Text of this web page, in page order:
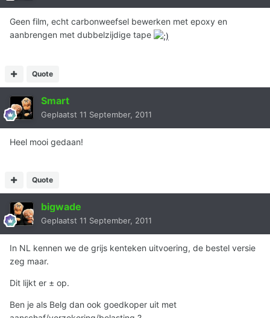
Geen film, echt carbonweefsel bewerken met epoxy en
aanbrengen met dubbelzijdige tape
Quote
Smart
Geplaatst 11 September, 2011
Heel mooi gedaan!
Quote
bigwade
Geplaatst 11 September, 2011
In NL kennen we de grijs kenteken uitvoering, de bestel versie
zeg maar.
Dit lijkt er ± op.
Ben je als Belg dan ook goedkoper uit met